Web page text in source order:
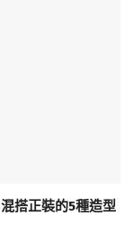
搭正裝的5種造型